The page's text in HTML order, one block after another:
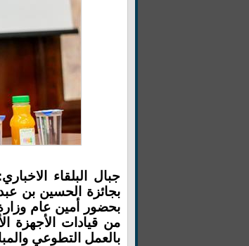
جبال البلقاء
بجائزة الحسين بن
بحضور أمين عام
من قيادات الأجهزة
بالعمل التطوعي